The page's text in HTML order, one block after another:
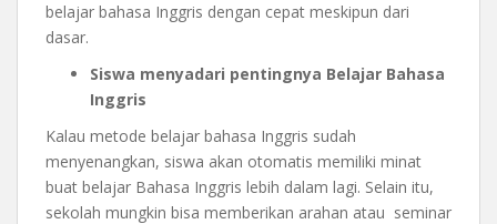
belajar bahasa Inggris dengan cepat meskipun dari
dasar.
Siswa menyadari pentingnya Belajar Bahasa
Inggris
Kalau metode belajar bahasa Inggris sudah
menyenangkan, siswa akan otomatis memiliki minat
buat belajar Bahasa Inggris lebih dalam lagi. Selain itu,
sekolah mungkin bisa memberikan arahan atau seminar